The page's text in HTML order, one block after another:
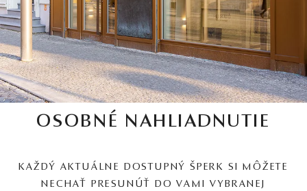
OSOBNÉ NAHLIADNUTIE
KAŽDÝ AKTUÁLNE DOSTUPNÝ ŠPERK SI MÔŽETE
NECHAŤ PRESUNÚŤ DO VAMI VYBRANEJ